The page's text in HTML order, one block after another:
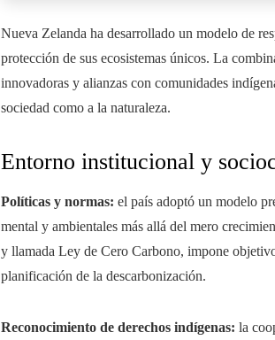
Nueva Zelanda ha desarrollado un modelo de
protección de sus ecosistemas únicos. La
innovadoras y alianzas con comunidades
sociedad como a la naturaleza.
Entorno institucional y
Políticas y normas: el país adoptó un modelo
mental y ambientales más allá del mero
y llamada Ley de Cero Carbono, impone
planificación de la descarbonización.
Reconocimiento de derechos indígenas: la